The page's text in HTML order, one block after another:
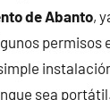
de Abanto,
permisos
sea